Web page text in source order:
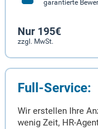
garantierte
Nur 195€
zzgl. MwSt.
Full-Service:
Wir erstellen Ihre
wenig Zeit, HR-